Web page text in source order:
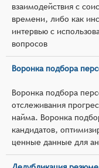
взаимодействия с
времени, либо как
интервью с
вопросов
Воронка подбора
Воронка подбора
отслеживания
найма. Воронка
кандидатов,
ценные данные для